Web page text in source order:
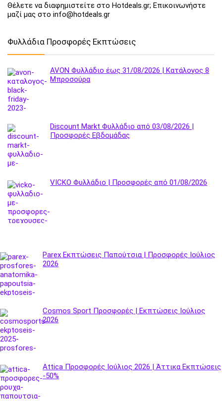
Θέλετε να διαφημιστείτε στο Hotdeals.gr; Επικοινωνήστε
μαζί μας στο info@hotdeals.gr
Φυλλάδια Προσφορές Εκπτώσεις
AVON Φυλλάδιο έως 31/08/2026 | Κατάλογος 8
Μπροσούρα
Discount Markt Φυλλάδιο από 03/08/2026 |
Προσφορές Εβδομάδας
VICKO Φυλλάδιο | Προσφορές από 01/08/2026
Parex Εκπτώσεις Παπούτσια | Προσφορές Ιούλιος
2026
Cosmos Sport Προσφορές | Εκπτώσεις Ιούλιος
2026
Attica Προσφορές Ιούλιος 2026 | Άττικα Εκπτώσεις
-50%